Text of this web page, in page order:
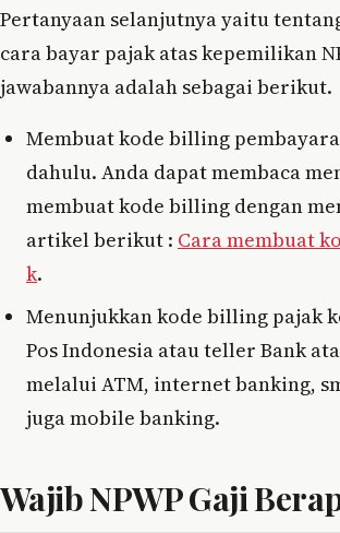
Pertanyaan selanjutnya yaitu
cara bayar pajak atas kepemilikan
jawabannya adalah sebagai berikut.
Membuat kode billing
dahulu. Anda dapat membaca
membuat kode billing dengan
artikel berikut : Cara membuat
k.
Menunjukkan kode billing pajak
Pos Indonesia atau teller Bank
melalui ATM, internet banking,
juga mobile banking.
Wajib NPWP Gaji